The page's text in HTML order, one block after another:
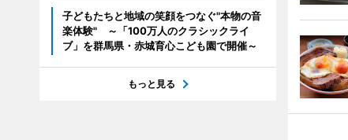
子どもたちと地域の笑顔をつなぐ"本物の音
楽体験" ～「100万人のクラシックライ
ブ」を群馬県・赤城育心こども園で開催～
もっと見る